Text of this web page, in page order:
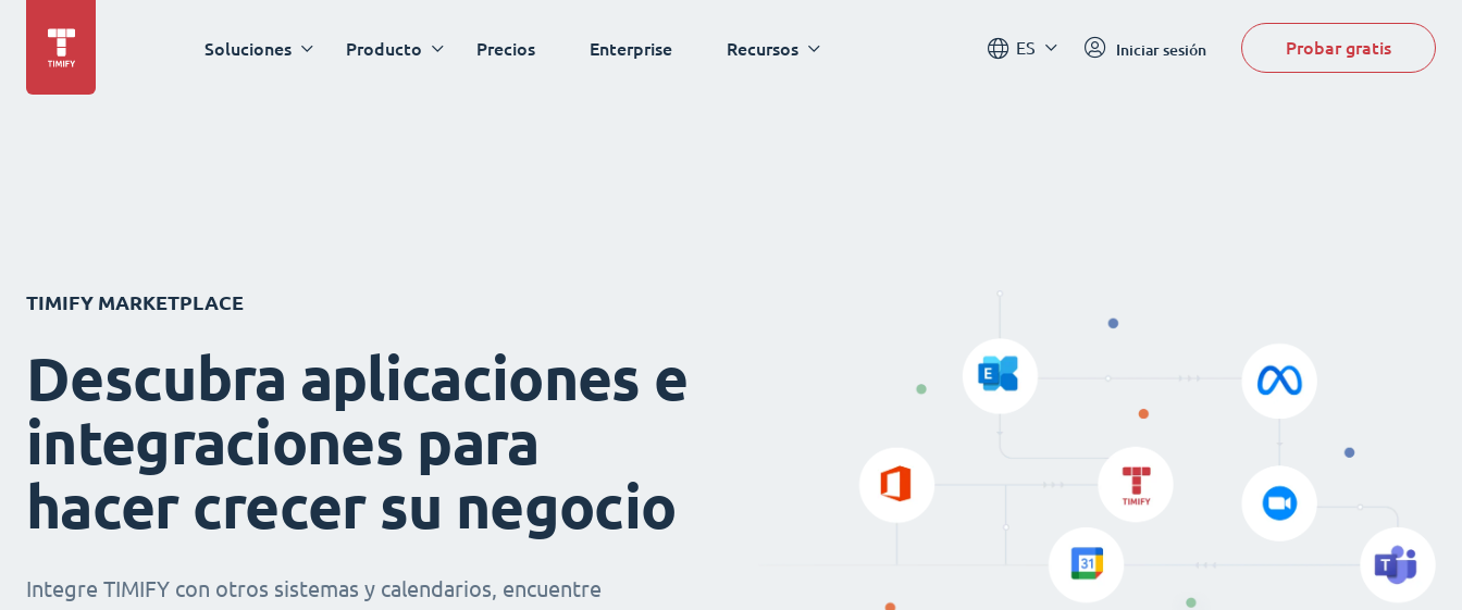
Soluciones Producto Precios Enterprise Recursos ES Iniciar sesión Probar gratis
TIMIFY MARKETPLACE
Descubra aplicaciones e
integraciones para
hacer crecer su negocio
Integre TIMIFY con otros sistemas y calendarios, encuentre